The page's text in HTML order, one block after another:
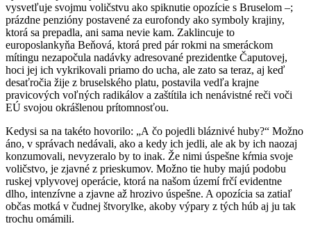
vysvetľuje svojmu voličstvu ako spiknutie opozície s Bruselom –;
prázdne penzióny postavené za eurofondy ako symboly krajiny,
ktorá sa prepadla, ani sama nevie kam. Zaklincuje to
europoslankyňa Beňová, ktorá pred pár rokmi na smeráckom
mítingu nezapočula nadávky adresované prezidentke Čaputovej,
hoci jej ich vykrikovali priamo do ucha, ale zato sa teraz, aj keď
desaťročia žije z bruselského platu, postavila vedľa krajne
pravicových voľných radikálov a zaštítila ich nenávistné reči voči
EÚ svojou okrášlenou prítomnosťou.
Kedysi sa na takéto hovorilo: „A čo pojedli bláznivé huby?“ Možno
áno, v správach nedávali, ako a kedy ich jedli, ale ak by ich naozaj
konzumovali, nevyzeralo by to inak. Že nimi úspešne kŕmia svoje
voličstvo, je zjavné z prieskumov. Možno tie huby majú podobu
ruskej vplyvovej operácie, ktorá na našom území frčí evidentne
dlho, intenzívne a zjavne až hrozivo úspešne. A opozícia sa zatiaľ
občas motká v čudnej štvorylke, akoby výpary z tých húb aj ju tak
trochu omámili.